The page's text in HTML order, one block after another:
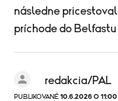
následne
príchode do
redakcia/PAL
PUBLIKOVANÉ 10.6.2026 O 11:00